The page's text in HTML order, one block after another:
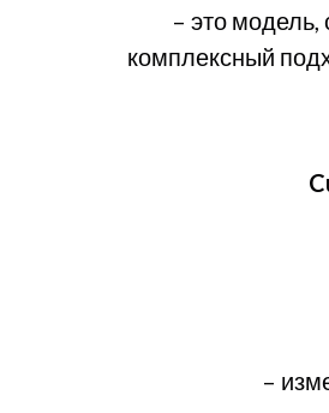
– это
комплексный
–